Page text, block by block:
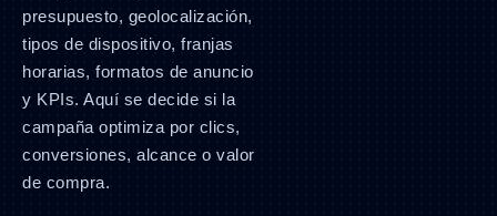
presupuesto, geolocalización,
tipos de dispositivo, franjas
horarias, formatos de anuncio
y KPIs. Aquí se decide si la
campaña optimiza por clics,
conversiones, alcance o valor
de compra.